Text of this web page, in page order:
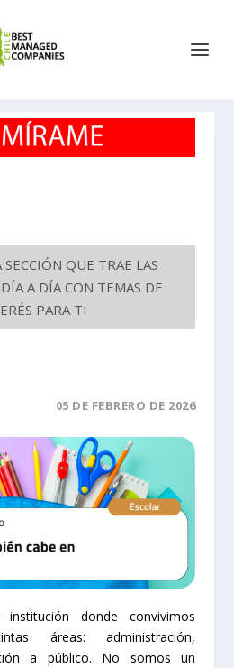
QUE TRAE LAS
A DÍA CON TEMAS DE
PARA TI
05 DE FEBRERO DE 2026
donde convivimos
áreas: administración,
a público. No somos un